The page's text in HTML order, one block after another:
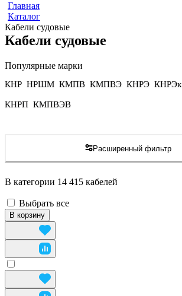
Главная
Каталог
Кабели судовые
Кабели судовые
Популярные марки
КНР НРШМ КМПВ КМПВЭ КНРЭ КНРЭк
КНРП КМПВЭВ
Расширенный фильтр
В категории 14 415 кабелей
Выбрать все
В корзину